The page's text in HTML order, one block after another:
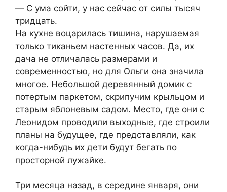
— С ума сойти, у нас сейчас от силы тысяч
тридцать.
На кухне воцарилась тишина, нарушаемая
только тиканьем настенных часов. Да, их
дача не отличалась размерами и
современностью, но для Ольги она значила
многое. Небольшой деревянный домик с
потертым паркетом, скрипучим крыльцом и
старым яблоневым садом. Место, где они с
Леонидом проводили выходные, где строили
планы на будущее, где представляли, как
когда-нибудь их дети будут бегать по
просторной лужайке.
Три месяца назад, в середине января, они